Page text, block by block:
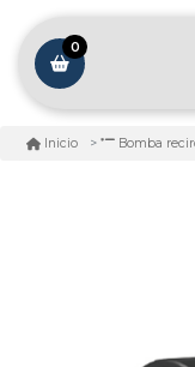
0
Inicio Bomba